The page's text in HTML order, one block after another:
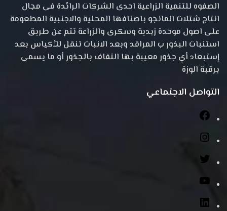
الصفوه للتنمية الزراعية احدى الشركات الرائدة فى مجال
انتاج شتلات المانجو باصنافها المحلية والاجنبية المطعومة
على اصول موحدة زبدية وسكرى والزراعة تتم عن طريق
استنبات البذور ب المراقد وبعد الانبات تنقل للأكياس بعد
إستبعاد أي جذور معيبة بها التفاف بالجذور أو ما يسمى
برقبة الوزة
التواصل الاجتماعي